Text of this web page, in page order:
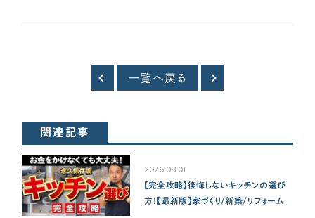
一覧へ戻る
関連記事
2026.08.01
【完全攻略】後悔しないキッチンの選び
方！【最新版】家づくり/新築/リフォーム